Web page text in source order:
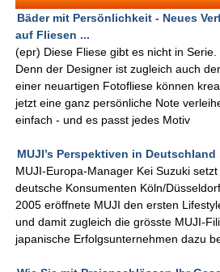
Bäder mit Persönlichkeit - Neues
auf Fliesen ...
(epr) Diese Fliese gibt es nicht in Serie.
Denn der Designer ist zugleich auch
einer neuartigen Fotofliese können
jetzt eine ganz persönliche Note
einfach - und es passt jedes Motiv
MUJI’s Perspektiven in Deutschland
MUJI-Europa-Manager Kei Suzuki
deutsche Konsumenten Köln/
2005 eröffnete MUJI den ersten
und damit zugleich die grösste MUJI-
japanische Erfolgsunternehmen dazu